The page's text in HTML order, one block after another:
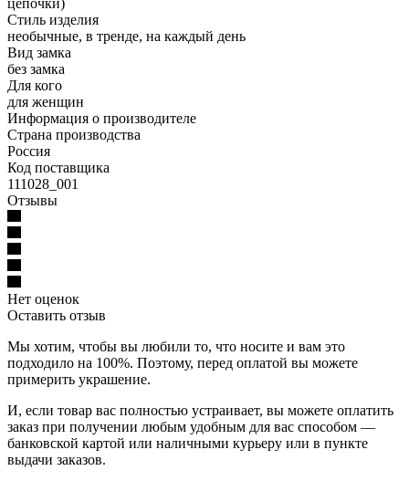
Стиль изделия
необычные, в тренде, на каждый день
Вид замка
без замка
Для кого
для женщин
Информация о производителе
Страна производства
Россия
Код поставщика
111028_001
Отзывы
Нет оценок
Оставить отзыв
Мы хотим, чтобы вы любили то, что носите и вам это
подходило на 100%. Поэтому, перед оплатой вы можете
примерить украшение.
И, если товар вас полностью устраивает, вы можете оплатить
заказ при получении любым удобным для вас способом —
банковской картой или наличными курьеру или в пункте
выдачи заказов.